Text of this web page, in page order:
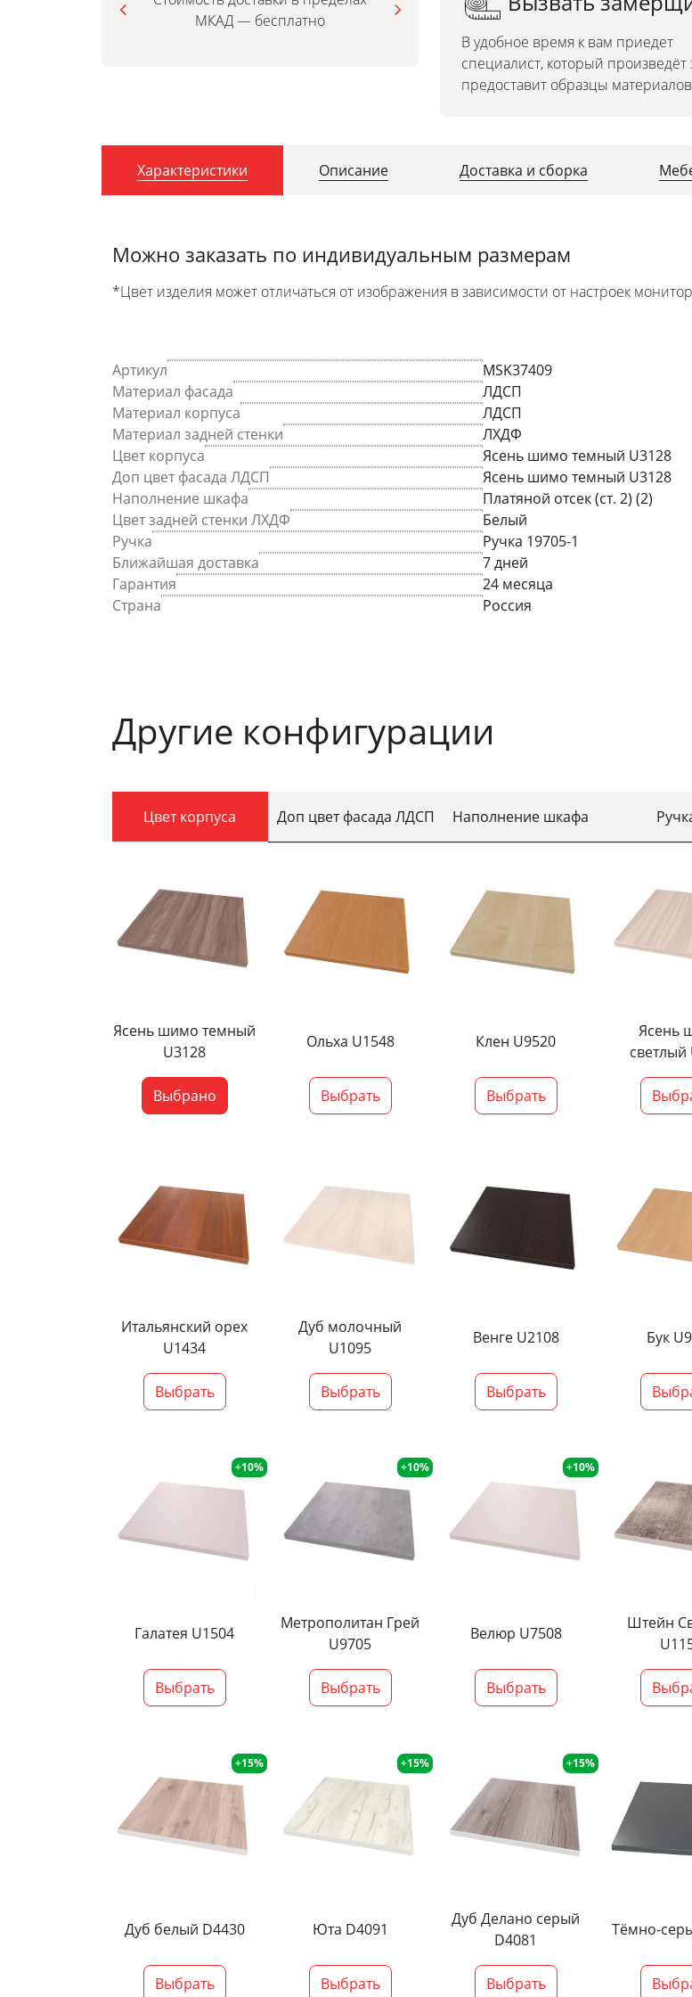
МКАД — бесплатно
индивидуальным размерам
В удобное время к вам приедет
специалист, который
предоставит образцы
Характеристики Описание Доставка и сборка
Можно заказать по индивидуальным размерам
*Цвет изделия может отличаться от изображения в зависимости от настроек
Артикул
MSK37409
Материал фасада
ЛДСП
Материал корпуса
ЛДСП
Материал задней стенки
ЛХДФ
Цвет корпуса
Ясень шимо темный U3128
Доп цвет фасада ЛДСП
Ясень шимо темный U3128
Наполнение шкафа
Платяной отсек (ст. 2) (2)
Цвет задней стенки ЛХДФ
Белый
Ручка
Ручка 19705-1
Ближайшая доставка
7 дней
Гарантия
24 месяца
Страна
Россия
Другие конфигурации
Цвет корпуса Доп цвет фасада ЛДСП Наполнение шкафа
Ясень шимо темный
U3128
Выбрано
Ольха U1548
Выбрать
Клен U9520
Выбрать
Ясень
светлый
Итальянский орех
U1434
Выбрать
Дуб молочный
U1095
Выбрать
Венге U2108
Выбрать
Бук
+10%
Галатея U1504
Выбрать
+10%
Метрополитан Грей
U9705
Выбрать
+10%
Велюр U7508
Выбрать
Штейн
+15%
Дуб белый D4430
Выбрать
+15%
Юта D4091
Выбрать
+15%
Дуб Делано серый
D4081
Выбрать
Тёмно-